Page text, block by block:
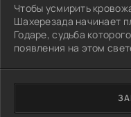
Чтобы усмирить
Шахерезада начинает
Годаре, судьба
появления на этом